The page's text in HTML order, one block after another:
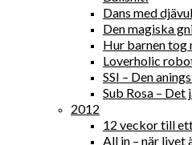
Dans med
Den magiska
Hur barnen tog
Loverholic
SSI – Den
Sub Rosa – Det
2012
12 veckor till
All in – när livet